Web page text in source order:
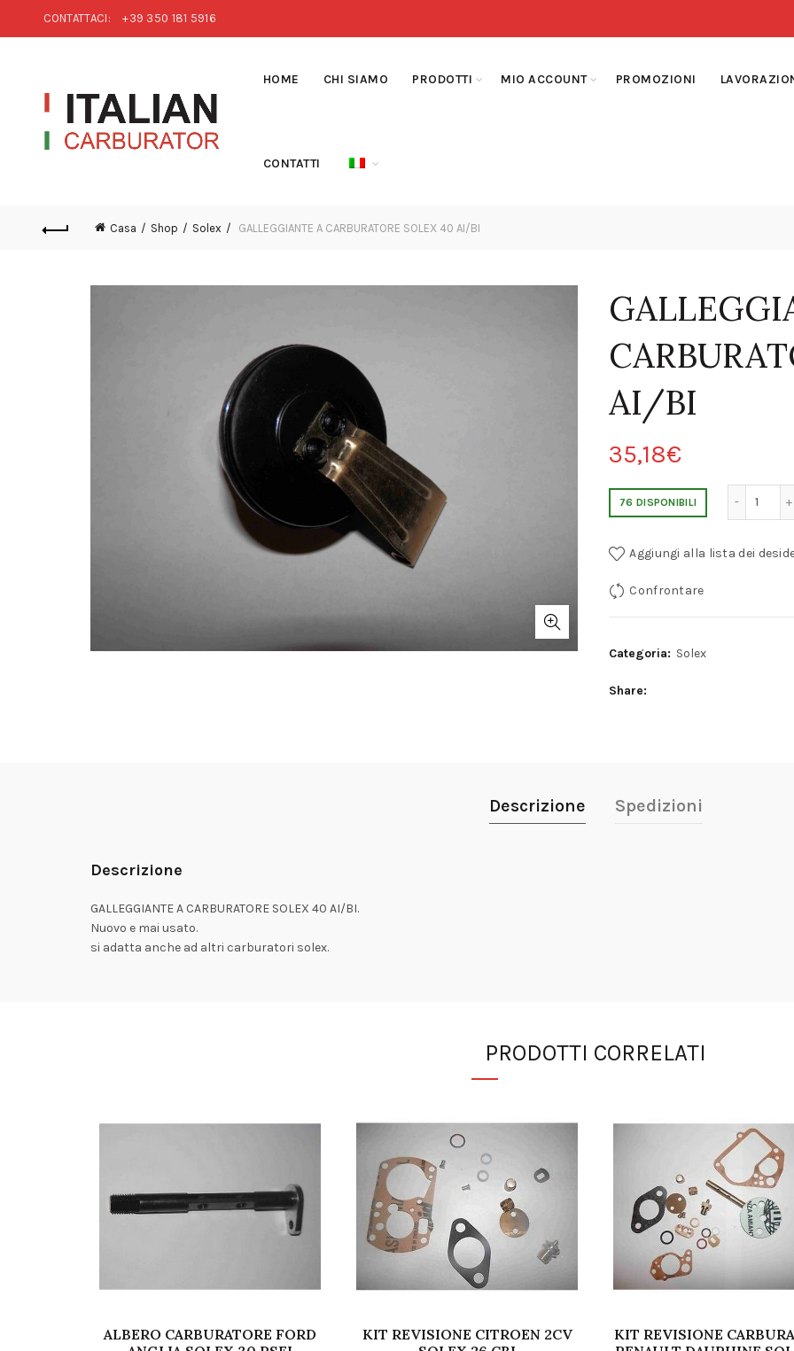
CONTATTACI: +39 350 181 5916
HOME CHI SIAMO PRODOTTI MIO ACCOUNT PROMOZIONI
CONTATTI
Casa Shop Solex GALLEGGIANTE A CARBURATORE SOLEX 40 AI/BI
AI/BI
35,18€
76 DISPONIBILI
GALLEGGIANTE A
Aggiungi alla lista dei
Confrontare
Categoria: Solex
Share
Descrizione Spedizioni
Descrizione
GALLEGGIANTE A CARBURATORE SOLEX 40 AI/BI.
Nuovo e mai usato.
si adatta anche ad altri carburatori solex.
PRODOTTI CORRELATI
ALBERO CARBURATORE FORD
KIT REVISIONE CITROEN 2CV
KIT REVISIONE